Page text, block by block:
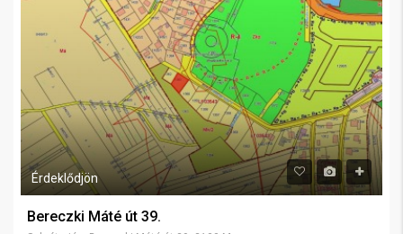
Érdeklődjön
Bereczki Máté út 39.